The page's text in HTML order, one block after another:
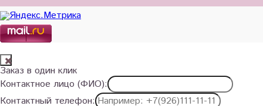
Заказ в один клик
Контактное лицо (ФИО):
Контактный телефон: